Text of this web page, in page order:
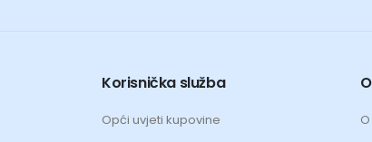
Korisnička služba
Opći uvjeti kupovine